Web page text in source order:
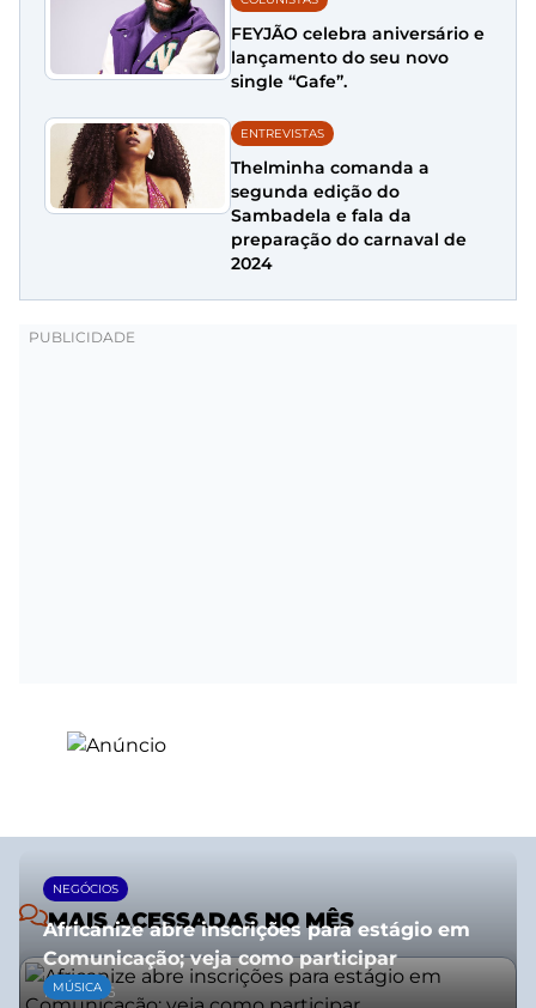
FEYJÃO celebra aniversário e
lançamento do seu novo
single “Gafe”.
ENTREVISTAS
Thelminha comanda a
segunda edição do
Sambadela e fala da
preparação do carnaval de
2024
MAIS ACESSADAS NO MÊS
NEGÓCIOS
Africanize abre inscrições para estágio em
Comunicação; veja como participar
13/01/2026
MÚSICA